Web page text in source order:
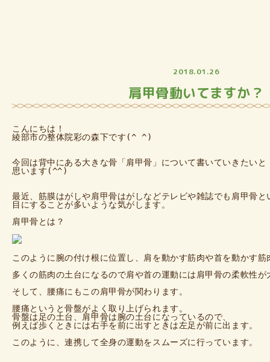
2018.01.26
肩甲骨動いてますか？
こんにちは！
綾部市の整体院彩の森下です(^ ^)
今回は背中にある大きな骨「肩甲骨」について書いていきたいと
思います(^^)
最近、筋膜はがしや肩甲骨はがしなどテレビや雑誌でも肩甲骨と
目にすることが多いような気がします。
肩甲骨とは？
このように腕の付け根に位置し、肩を動かす筋肉や首を動かす
多くの筋肉の土台になるので肩や首の運動には肩甲骨の柔軟性が
そして、腰痛にもこの肩甲骨が関わります。
腰痛というと骨盤がよく取り上げられます。
骨盤は足の土台、肩甲骨は腕の土台になっているので、
例えば歩くときには右手を前に出すときは左足が前に出ます。
このように、連携して全身の運動をスムーズに行っています。